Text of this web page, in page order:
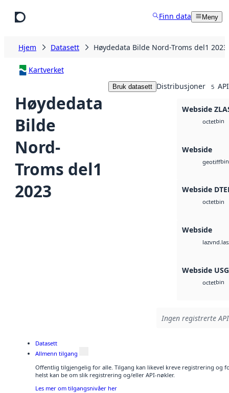
Finn data Meny
Hjem Datasett Høydedata Bilde Nord-Troms del1 2023
Kartverket
Høydedata
Bilde
Nord-
Troms del1
2023
Bruk datasett Distribusjoner 5
Webside
octetbin
Webside
geotiffbin
Webside
octetbin
Webside
laz
Webside
octetbin
Ingen registrerte
Datasett
Allmenn tilgang
Offentlig tilgjengelig for alle. Tilgang kan likevel kreve registrering og
helst kan be om slik registrering og/eller API-nøkler.
Les mer om tilgangsnivåer her